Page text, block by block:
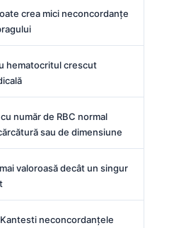
crea mici neconcordanțe
hematocritul crescut
număr de RBC normal
sau de dimensiune
valoroasă decât un singur
neconcordanțele